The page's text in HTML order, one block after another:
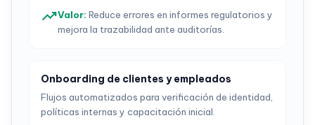
trending_upValor: Reduce errores en informes regulatorios y
mejora la trazabilidad ante auditorías.
Onboarding de clientes y empleados
Flujos automatizados para verificación de identidad,
políticas internas y capacitación inicial.